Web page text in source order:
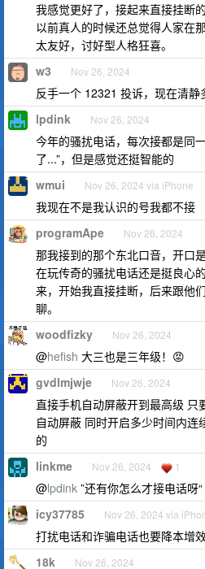
我感觉更好了，接起来直接挂断
以前真人的时候还总觉得人家在
太友好，讨好型人格狂喜。
w3 Nov 26, 2024
反手一个 12321 投诉，现在清静
lpdink Nov 26, 2024
今年的骚扰电话，每次接都是同
了...”，但是感觉还挺智能的
wmui Nov 26, 2024 via iPhone
我现在不是我认识的号我都不接
programApe Nov 26, 2024
那我接到的那个东北口音，开口
在玩传奇的骚扰电话还是挺良心
来，开始我直接挂断，后来跟他
聊。
woodfizky Nov 26, 2024
@hefish 大三也是三年级！😡
gvdlmjwje Nov 26, 2024
直接手机自动屏蔽开到最高级 只
自动屏蔽 同时开启多少时间内
的
linkme Nov 26, 2024 1
@lpdink ”还有你怎么才接电话呀“
icy37785 Nov 26, 2024 via
打扰电话和诈骗电话也要降本增
18k Nov 26, 2024